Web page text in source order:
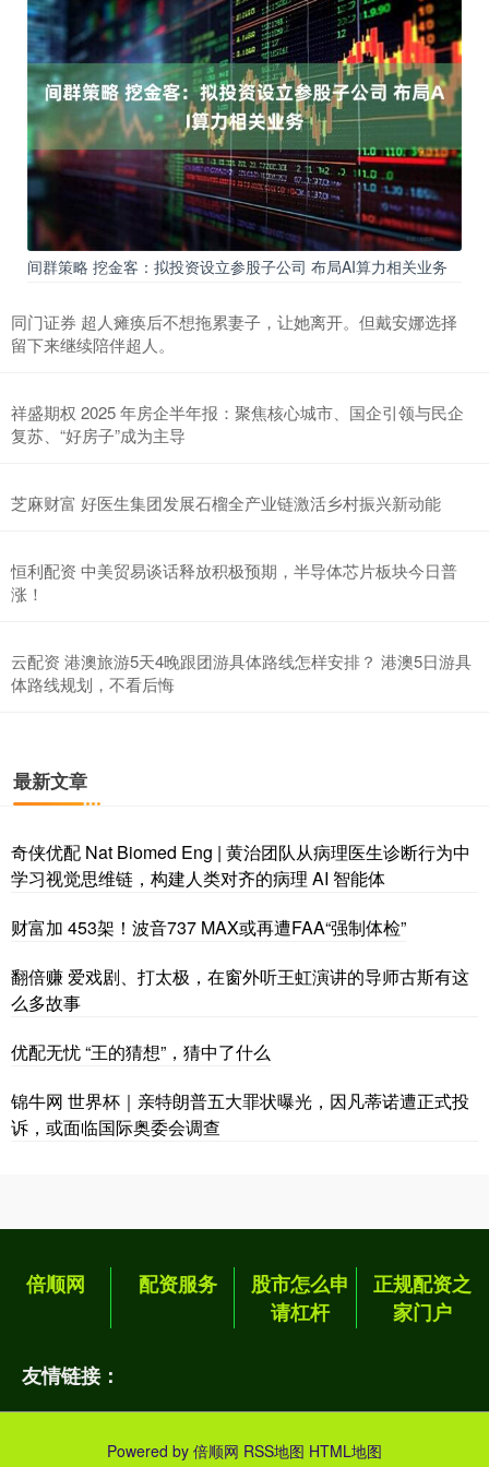
间群策略 挖金客：拟投资设立参股子公司 布局AI算力相关业务
同门证券 超人瘫痪后不想拖累妻子，让她离开。但戴安娜选择
留下来继续陪伴超人。
祥盛期权 2025 年房企半年报：聚焦核心城市、国企引领与民企
复苏、“好房子”成为主导
芝麻财富 好医生集团发展石榴全产业链激活乡村振兴新动能
恒利配资 中美贸易谈话释放积极预期，半导体芯片板块今日普
涨！
云配资 港澳旅游5天4晚跟团游具体路线怎样安排？ 港澳5日游具
体路线规划，不看后悔
最新文章
奇侠优配 Nat Biomed Eng | 黄治团队从病理医生诊断行为中
学习视觉思维链，构建人类对齐的病理 AI 智能体
财富加 453架！波音737 MAX或再遭FAA“强制体检”
翻倍赚 爱戏剧、打太极，在窗外听王虹演讲的导师古斯有这
么多故事
优配无忧 “王的猜想”，猜中了什么
锦牛网 世界杯｜亲特朗普五大罪状曝光，因凡蒂诺遭正式投
诉，或面临国际奥委会调查
倍顺网 配资服务
股市怎么申
请杠杆
正规配资之
家门户
友情链接：
Powered by 倍顺网 RSS地图 HTML地图